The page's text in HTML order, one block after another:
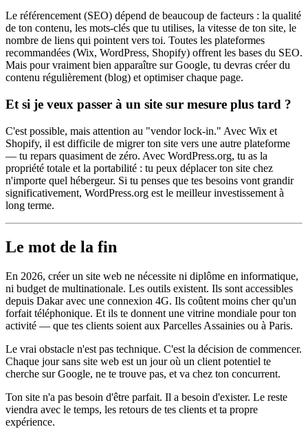
Le référencement (SEO) dépend de beaucoup de facteurs : la qualité
de ton contenu, les mots-clés que tu utilises, la vitesse de ton site, le
nombre de liens qui pointent vers toi. Toutes les plateformes
recommandées (Wix, WordPress, Shopify) offrent les bases du SEO.
Mais pour vraiment bien apparaître sur Google, tu devras créer du
contenu régulièrement (blog) et optimiser chaque page.
Et si je veux passer à un site sur mesure plus tard ?
C'est possible, mais attention au "vendor lock-in." Avec Wix et
Shopify, il est difficile de migrer ton site vers une autre plateforme
— tu repars quasiment de zéro. Avec WordPress.org, tu as la
propriété totale et la portabilité : tu peux déplacer ton site chez
n'importe quel hébergeur. Si tu penses que tes besoins vont grandir
significativement, WordPress.org est le meilleur investissement à
long terme.
Le mot de la fin
En 2026, créer un site web ne nécessite ni diplôme en informatique,
ni budget de multinationale. Les outils existent. Ils sont accessibles
depuis Dakar avec une connexion 4G. Ils coûtent moins cher qu'un
forfait téléphonique. Et ils te donnent une vitrine mondiale pour ton
activité — que tes clients soient aux Parcelles Assainies ou à Paris.
Le vrai obstacle n'est pas technique. C'est la décision de commencer.
Chaque jour sans site web est un jour où un client potentiel te
cherche sur Google, ne te trouve pas, et va chez ton concurrent.
Ton site n'a pas besoin d'être parfait. Il a besoin d'exister. Le reste
viendra avec le temps, les retours de tes clients et ta propre
expérience.